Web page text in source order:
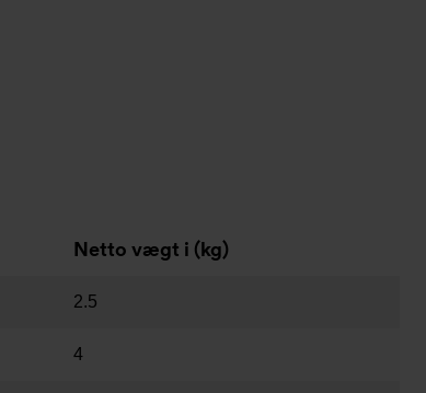
Netto vægt i (kg)
2.5
4